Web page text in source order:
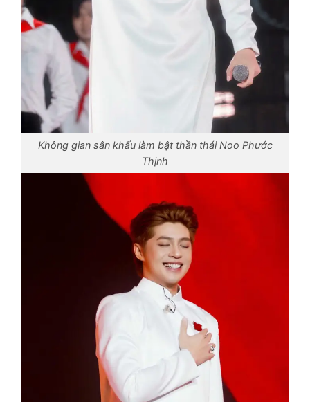
Không gian sân khấu làm bật thần thái Noo Phước
Thịnh